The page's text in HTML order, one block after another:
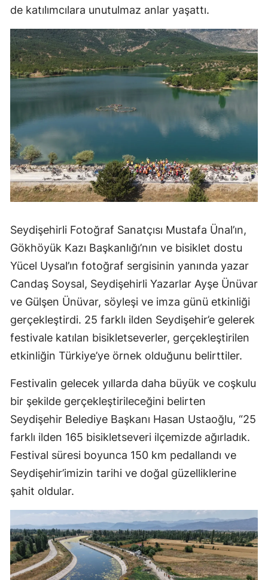
Hatay
Isparta
Mersin
İstanbul
Kars
Kastamonu
Kayseri
Kırşehir
Kocaeli
Konya
Kütahya
Malatya
Manisa
Kahramanmaraş
Mardin
Muş
Nevşehir
Ordu
Rize
Sakarya
de katılımcılara unutulmaz anlar yaşattı.
Seydişehirli Fotoğraf Sanatçısı Mustafa Ünal’ın,
Gökhöyük Kazı Başkanlığı’nın ve bisiklet dostu
Yücel Uysal’ın fotoğraf sergisinin yanında yazar
Candaş Soysal, Seydişehirli Yazarlar Ayşe Ünüvar
ve Gülşen Ünüvar, söyleşi ve imza günü etkinliği
gerçekleştirdi. 25 farklı ilden Seydişehir’e gelerek
festivale katılan bisikletseverler, gerçekleştirilen
etkinliğin Türkiye’ye örnek olduğunu belirttiler.
Festivalin gelecek yıllarda daha büyük ve coşkulu
bir şekilde gerçekleştirileceğini belirten
Seydişehir Belediye Başkanı Hasan Ustaoğlu, “25
farklı ilden 165 bisikletseveri ilçemizde ağırladık.
Festival süresi boyunca 150 km pedallandı ve
Seydişehir’imizin tarihi ve doğal güzelliklerine
şahit oldular.